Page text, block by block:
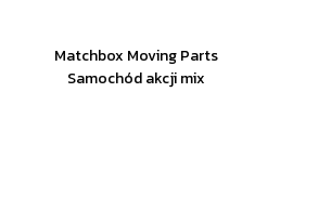
Matchbox Moving Parts
Samochód akcji mix